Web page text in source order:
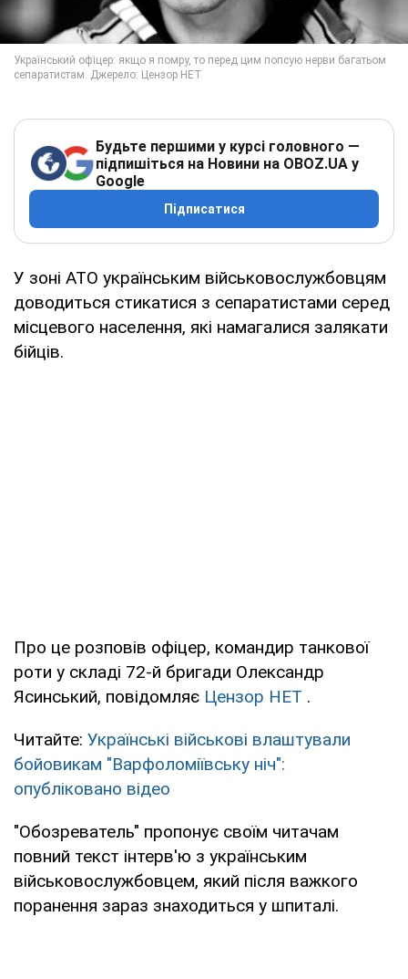
Будьте першими у курсі головного —
підпишіться на Новини на OBOZ.UA у
Google
Підписатися
У зоні АТО українським військовослужбовцям
доводиться стикатися з сепаратистами серед
місцевого населення, які намагалися залякати
бійців.
Про це розповів офіцер, командир танкової
роти у складі 72-й бригади Олександр
Ясинський, повідомляє Цензор НЕТ .
Читайте: Українські військові влаштували
бойовикам "Варфоломіївську ніч":
опубліковано відео
"Обозреватель" пропонує своїм читачам
повний текст інтерв'ю з українським
військовослужбовцем, який після важкого
поранення зараз знаходиться у шпиталі.